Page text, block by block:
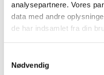
analysepartnere. Vores
data med andre
de har indsamlet fra din
Nødvendig